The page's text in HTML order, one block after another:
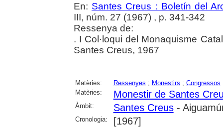
En: Santes Creus : Boletín del
III, núm. 27 (1967) , p. 341-342
Ressenya de:
. I Col·loqui del Monaquisme
Santes Creus, 1967
Matèries: Ressenyes ; Monestirs ; Congressos
Matèries:
Monestir de Santes
Àmbit: Santes Creus-
Cronologia: [1967]